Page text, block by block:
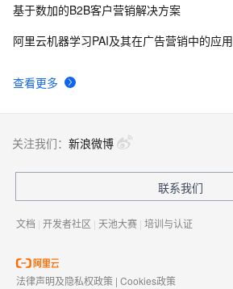
查看更多
基于数加的B2B客户营销解决方案
阿里云机器学习PAI及其在广告营销中的应用
关注我们： 新浪微博
联系我们
文档 | 开发者社区 | 天池大赛 | 培训与认证
法律声明及隐私权政策 | Cookies政策